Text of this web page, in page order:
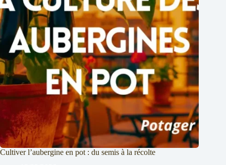
Cultiver l’aubergine en pot : du semis à la récolte